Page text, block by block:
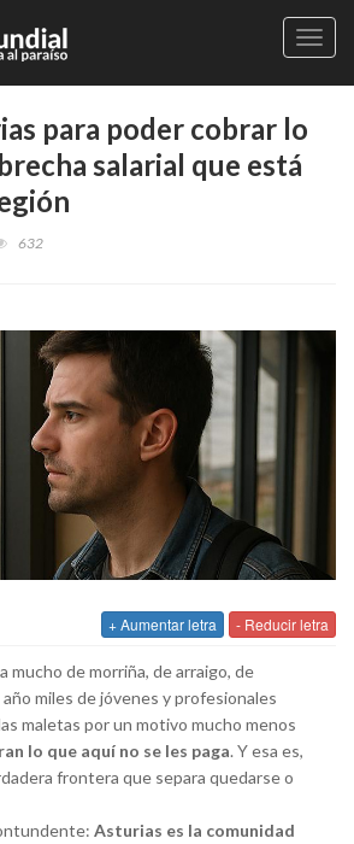
para poder cobrar lo
salarial que está
632
+ Aumentar letra - Reducir letra
mucho de morriña, de arraigo, de
miles de jóvenes y profesionales
maletas por un motivo mucho menos
lo que aquí no se les paga. Y esa es,
frontera que separa quedarse o
Asturias es la comunidad